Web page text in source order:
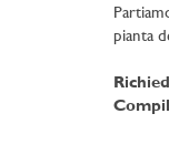
pianta